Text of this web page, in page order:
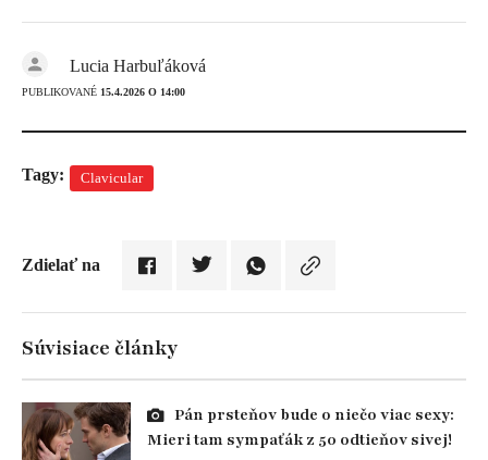
Lucia Harbuľáková
PUBLIKOVANÉ 15.4.2026 O 14:00
Tagy: Clavicular
Zdielať na
Súvisiace články
Mieri tam sympaťák z 50 odtieňov sivej!